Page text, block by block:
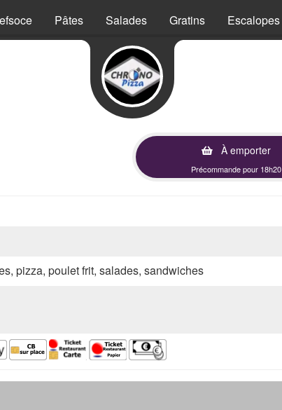
Pâtes Salades Gratins Escalopes
À emporter
Précommande pour 18h20
pizza, poulet frit, salades, sandwiches